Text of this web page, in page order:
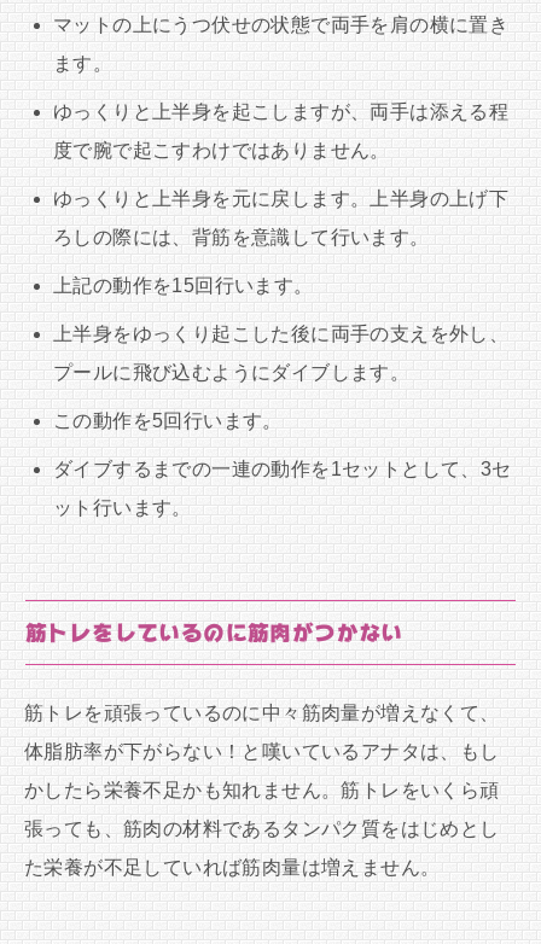
マットの上にうつ伏せの状態で両手を肩の横に置き
ます。
ゆっくりと上半身を起こしますが、両手は添える程
度で腕で起こすわけではありません。
ゆっくりと上半身を元に戻します。上半身の上げ下
ろしの際には、背筋を意識して行います。
上記の動作を15回行います。
上半身をゆっくり起こした後に両手の支えを外し、
プールに飛び込むようにダイブします。
この動作を5回行います。
ダイブするまでの一連の動作を1セットとして、3セ
ット行います。
筋トレをしているのに筋肉がつかない
筋トレを頑張っているのに中々筋肉量が増えなくて、
体脂肪率が下がらない！と嘆いているアナタは、もし
かしたら栄養不足かも知れません。筋トレをいくら頑
張っても、筋肉の材料であるタンパク質をはじめとし
た栄養が不足していれば筋肉量は増えません。